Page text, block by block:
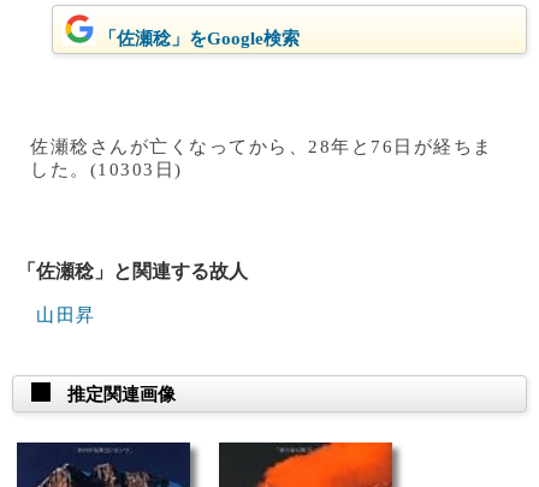
「佐瀬稔」をGoogle検索
佐瀬稔さんが亡くなってから、28年と76日が経ちま
した。(10303日)
「佐瀬稔」と関連する故人
山田昇
推定関連画像